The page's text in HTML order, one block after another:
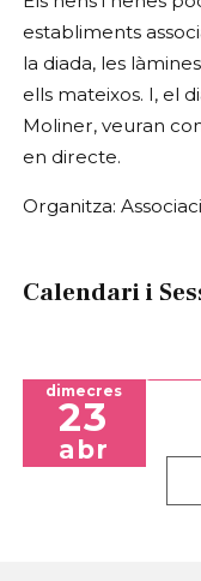
establiments
la diada, les
ells mateixos. I, el
Moliner, veuran
en directe.
Organitza:
Calendari i
dimecres
23
abr